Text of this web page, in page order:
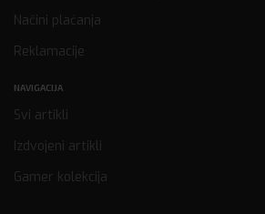
Načini plaćanja
Reklamacije
NAVIGACIJA
Svi artikli
Izdvojeni artikli
Gamer kolekcija